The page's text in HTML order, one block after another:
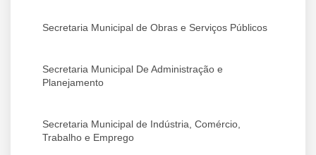
Secretaria Municipal de Obras e Serviços Públicos
Secretaria Municipal De Administração e
Planejamento
Secretaria Municipal de Indústria, Comércio,
Trabalho e Emprego